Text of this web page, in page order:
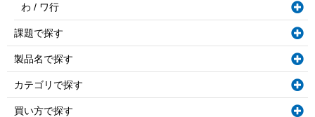
わ / ワ行
課題で探す
製品名で探す
カテゴリで探す
買い方で探す